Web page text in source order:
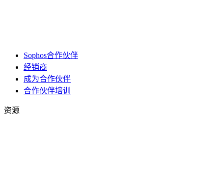
Sophos合作伙伴
经销商
成为合作伙伴
合作伙伴培训
资源